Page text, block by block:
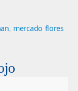
, mercado flores